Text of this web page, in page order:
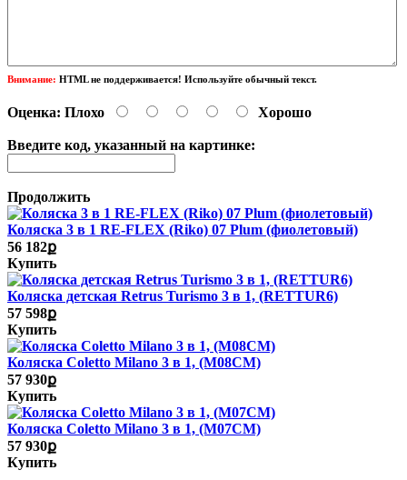
Внимание: HTML не поддерживается! Используйте обычный текст.
Оценка: Плохо Хорошо
Введите код, указанный на картинке:
Продолжить
Коляска 3 в 1 RE-FLEX (Riko) 07 Plum (фиолетовый)
56 182ք
Купить
Коляска детская Retrus Turismo 3 в 1, (RETTUR6)
57 598ք
Купить
Коляска Coletto Milano 3 в 1, (M08CM)
57 930ք
Купить
Коляска Coletto Milano 3 в 1, (M07CM)
57 930ք
Купить